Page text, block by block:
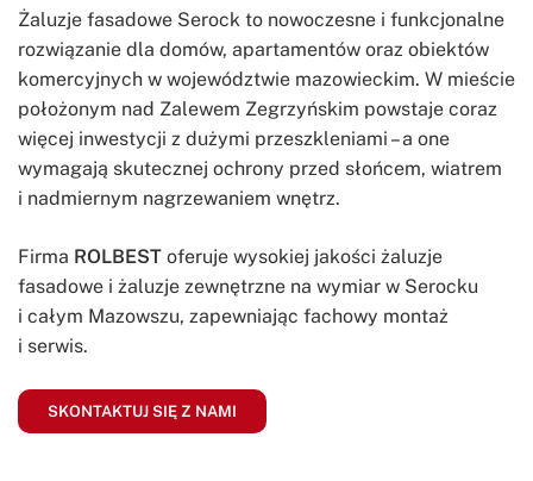
Żaluzje fasadowe Serock to nowoczesne i funkcjonalne
rozwiązanie dla domów, apartamentów oraz obiektów
komercyjnych w województwie mazowieckim. W mieście
położonym nad Zalewem Zegrzyńskim powstaje coraz
więcej inwestycji z dużymi przeszkleniami – a one
wymagają skutecznej ochrony przed słońcem, wiatrem
i nadmiernym nagrzewaniem wnętrz.
Firma ROLBEST oferuje wysokiej jakości żaluzje
fasadowe i żaluzje zewnętrzne na wymiar w Serocku
i całym Mazowszu, zapewniając fachowy montaż
i serwis.
SKONTAKTUJ SIĘ Z NAMI